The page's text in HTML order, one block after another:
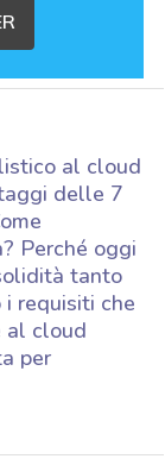
al cloud
delle 7
Perché oggi
tanto
requisiti che
al cloud
per